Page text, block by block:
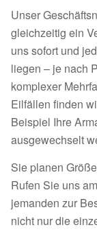
Unser
gleichzeitig ein
uns sofort und
liegen – je nach
komplexer
Eilfällen finden
Beispiel Ihre
ausgewechselt
Sie planen
Rufen Sie uns
jemanden zur
nicht nur die